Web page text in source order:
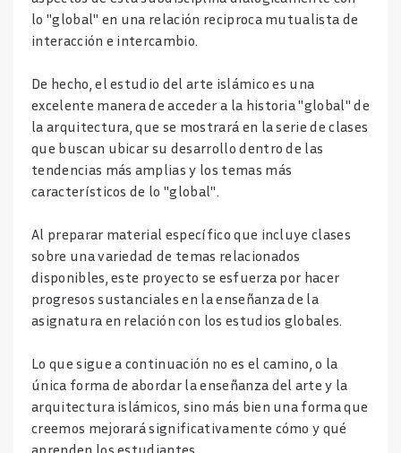
lo "global" en una relación reciproca mutualista de
interacción e intercambio.
De hecho, el estudio del arte islámico es una
excelente manera de acceder a la historia "global" de
la arquitectura, que se mostrará en la serie de clases
que buscan ubicar su desarrollo dentro de las
tendencias más amplias y los temas más
característicos de lo "global".
Al preparar material específico que incluye clases
sobre una variedad de temas relacionados
disponibles, este proyecto se esfuerza por hacer
progresos sustanciales en la enseñanza de la
asignatura en relación con los estudios globales.
Lo que sigue a continuación no es el camino, o la
única forma de abordar la enseñanza del arte y la
arquitectura islámicos, sino más bien una forma que
creemos mejorará significativamente cómo y qué